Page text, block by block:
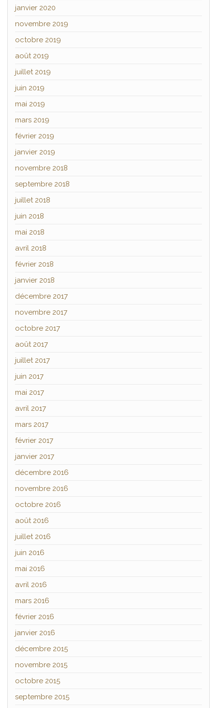
janvier 2020
novembre 2019
octobre 2019
août 2019
juillet 2019
juin 2019
mai 2019
mars 2019
février 2019
janvier 2019
novembre 2018
septembre 2018
juillet 2018
juin 2018
mai 2018
avril 2018
février 2018
janvier 2018
décembre 2017
novembre 2017
octobre 2017
août 2017
juillet 2017
juin 2017
mai 2017
avril 2017
mars 2017
février 2017
janvier 2017
décembre 2016
novembre 2016
octobre 2016
août 2016
juillet 2016
juin 2016
mai 2016
avril 2016
mars 2016
février 2016
janvier 2016
décembre 2015
novembre 2015
octobre 2015
septembre 2015